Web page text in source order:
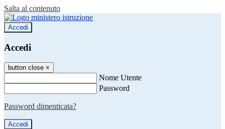
Salta al contenuto
Accedi
Accedi
button close ×
Nome Utente
Password
Password dimenticata?